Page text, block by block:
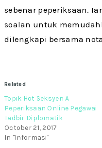
sebenar peperiksaan.
soalan untuk
dilengkapi bersama
Related
Topik Hot Seksyen A
Peperiksaan Online Pegawai
Tadbir Diplomatik
October 21, 2017
In "Informasi"